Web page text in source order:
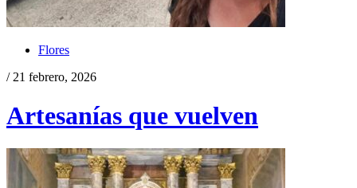
Flores
/ 21 febrero, 2026
Artesanías que vuelven